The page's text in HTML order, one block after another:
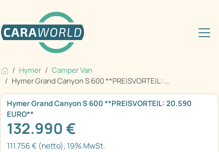
Hymer
Camper Van
Hymer Grand Canyon S 600 **PREISVORTEIL: ...
Hymer Grand Canyon S 600 **PREISVORTEIL: 20.590
EURO**
132.990 €
111.756 € (netto), 19% MwSt.